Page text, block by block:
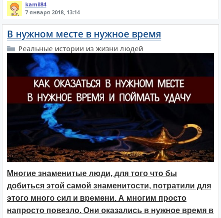
kamil84
7 января 2018, 13:14
В нужном месте в нужное время
Реальные истории из жизни людей
Многие знаменитые люди, для того что бы
добиться этой самой знаменитости, потратили для
этого много сил и времени. А многим просто
напросто повезло. Они оказались в нужное время в